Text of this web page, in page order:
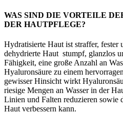
WAS SIND DIE VORTEILE
DER HAUTPFLEGE?
Hydratisierte Haut ist straffer, fester
dehydrierte Haut stumpf, glanzlos
Fähigkeit, eine große Anzahl an
Hyaluronsäure zu einem
gewisser Hinsicht wirkt
riesige Mengen an Wasser in der
Linien und Falten reduzieren sowie
Haut verbessern kann.